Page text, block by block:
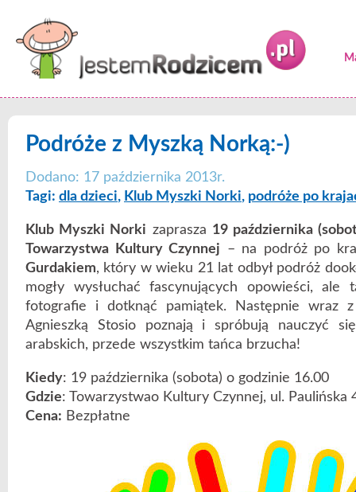
Podróże z Myszką Norką:-)
Dodano: 17 października 2013r.
Tagi: dla dzieci, Klub Myszki Norki, podróże po
Klub Myszki Norki zaprasza 19 października
Towarzystwa Kultury Czynnej – na podróż po
Gurdakiem, który w wieku 21 lat odbył podróż
mogły wysłuchać fascynujących opowieści, ale
fotografie i dotknąć pamiątek. Następnie wraz
Agnieszką Stosio poznają i spróbują nauczyć
arabskich, przede wszystkim tańca brzucha!
Kiedy: 19 października (sobota) o godzinie 16.00
Gdzie: Towarzystwao Kultury Czynnej, ul. Paulińska
Cena: Bezpłatne